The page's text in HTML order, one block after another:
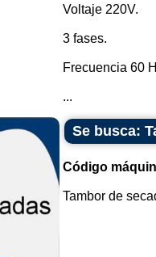
Voltaje 220V.
3 fases.
Frecuencia 60
...
Se busca:
Código
Tambor de